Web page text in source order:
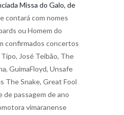
Missa do Galo, de
contará com nomes
ou Homem do
confirmados concertos
José Teibão, The
GuimaFloyd, Unsafe
The Snake, Great Fool
de passagem de ano
vimaranense